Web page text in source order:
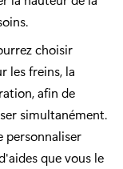
choisir
les freins, la
afin de
simultanément.
personnaliser
que vous le